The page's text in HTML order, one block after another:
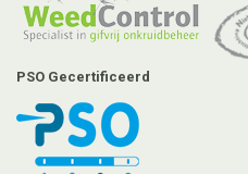
PSO Gecertificeerd